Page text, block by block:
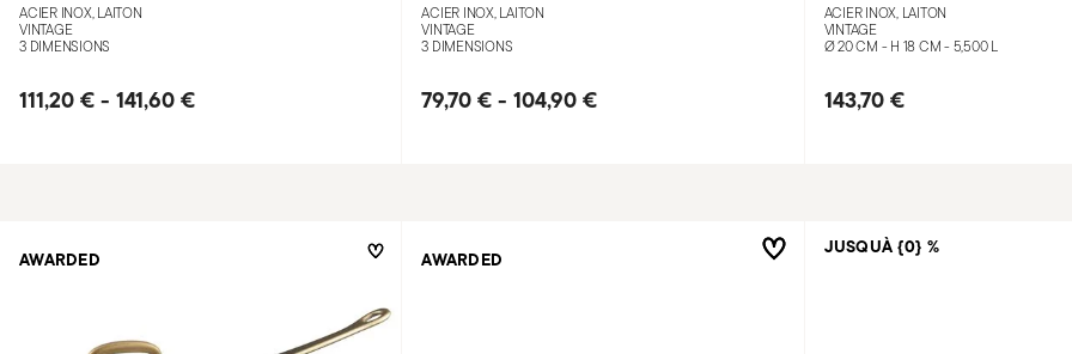
ACIER INOX, LAITON
VINTAGE
3 DIMENSIONS
111,20 €- 141,60 €
ACIER INOX, LAITON
VINTAGE
3 DIMENSIONS
79,70 €- 104,90 €
ACIER INOX, LAITON
VINTAGE
Ø 20 CM - H 18 CM - 5,500 L
143,70 €
AWARDED AWARDED JUSQUÀ {0} %